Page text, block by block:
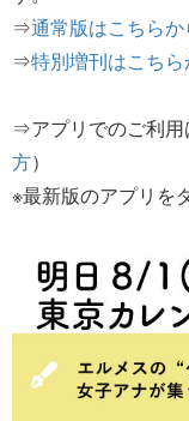
⇒通常版はこちらか
⇒特別増刊はこちら
⇒アプリでのご利用
方）
※最新版のアプリを